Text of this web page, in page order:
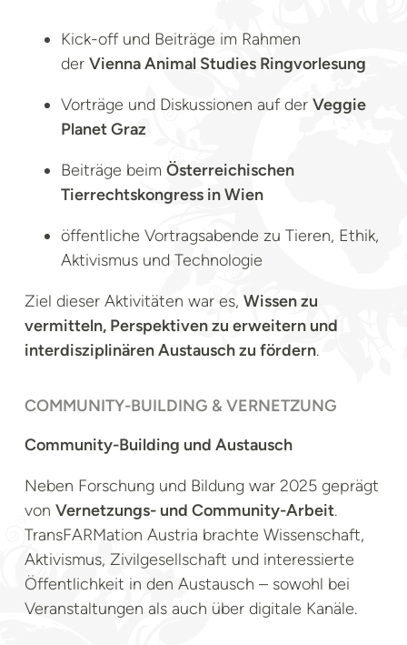
Kick-off und Beiträge im Rahmen
der Vienna Animal Studies Ringvorlesung
Vorträge und Diskussionen auf der Veggie
Planet Graz
Beiträge beim Österreichischen
Tierrechtskongress in Wien
öffentliche Vortragsabende zu Tieren, Ethik,
Aktivismus und Technologie
Ziel dieser Aktivitäten war es, Wissen zu
vermitteln, Perspektiven zu erweitern und
interdisziplinären Austausch zu fördern.
COMMUNITY-BUILDING & VERNETZUNG
Community-Building und Austausch
Neben Forschung und Bildung war 2025 geprägt
von Vernetzungs- und Community-Arbeit.
TransFARMation Austria brachte Wissenschaft,
Aktivismus, Zivilgesellschaft und interessierte
Öffentlichkeit in den Austausch – sowohl bei
Veranstaltungen als auch über digitale Kanäle.